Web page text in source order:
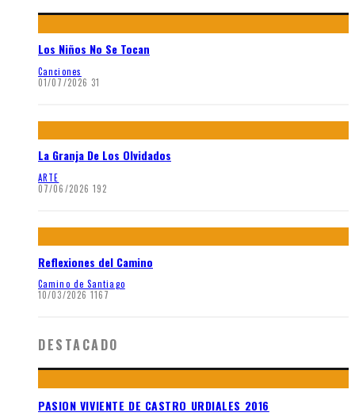
Los Niños No Se Tocan
Canciones
01/07/2026 31
La Granja De Los Olvidados
ARTE
07/06/2026 192
Reflexiones del Camino
Camino de Santiago
10/03/2026 1167
DESTACADO
PASION VIVIENTE DE CASTRO URDIALES 2016